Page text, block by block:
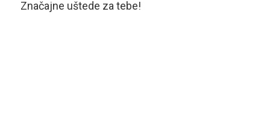
Značajne uštede za tebe!